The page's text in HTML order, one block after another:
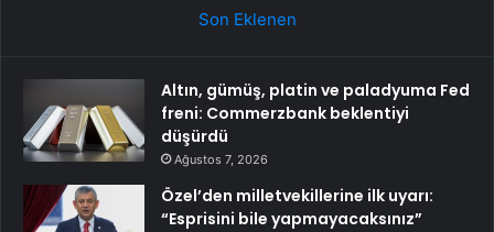
Son Eklenen
Altın, gümüş, platin ve paladyuma Fed
freni: Commerzbank beklentiyi
düşürdü
Ağustos 7, 2026
Özel’den milletvekillerine ilk uyarı:
“Esprisini bile yapmayacaksınız”